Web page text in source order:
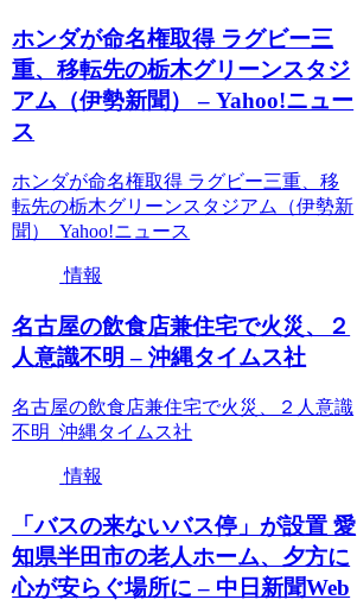
ホンダが命名権取得 ラグビー三
重、移転先の栃木グリーンスタジ
アム（伊勢新聞） – Yahoo!ニュー
ス
ホンダが命名権取得 ラグビー三重、移
転先の栃木グリーンスタジアム（伊勢新
聞） Yahoo!ニュース
情報
名古屋の飲食店兼住宅で火災、２
人意識不明 – 沖縄タイムス社
名古屋の飲食店兼住宅で火災、２人意識
不明 沖縄タイムス社
情報
「バスの来ないバス停」が設置 愛
知県半田市の老人ホーム、夕方に
心が安らぐ場所に – 中日新聞Web